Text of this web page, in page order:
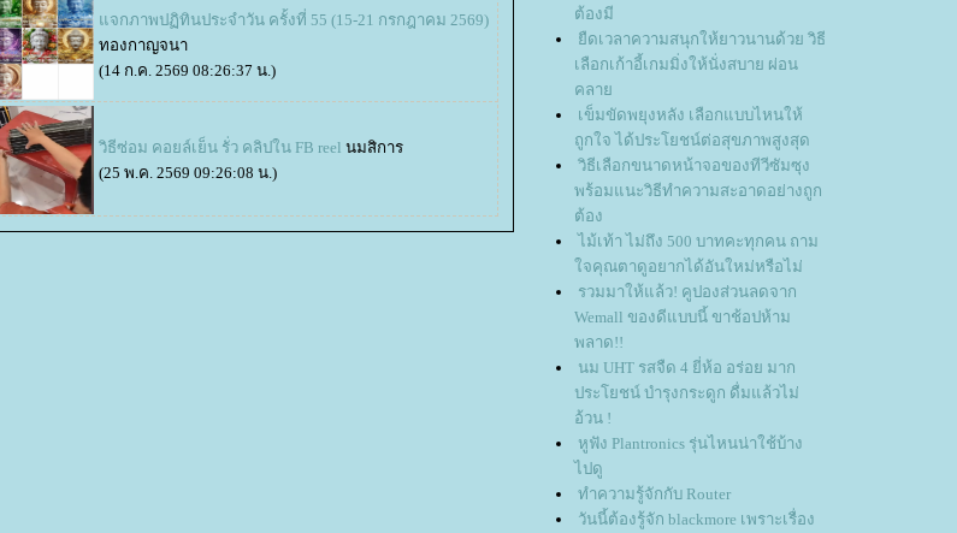
จกภาพปฏิทินประจำวัน ครั้งที่ 55 (15-21 กรกฎาคม 2569)
ทองกาญจนา
(14 ก.ค. 2569 08:26:37 น.)
วิธีซ่อม คอยล์เย็น รั่ว คลิปใน FB reel นมสิการ
(25 พ.ค. 2569 09:26:08 น.)
ต้องมี
ืดเวลาความสนุกให้ยาวนานด้วย วิธี
เลือกเก้าอี้เกมมิ่งให้นั่งสบาย ผ่อน
คลา
เข็มขัดพยุงหลัง เลือกแบบไหนให้
ถูกใจ ได้ประโยชน์ต่อสุขภาพสูงสุด
วิธีเลือกขนาดหน้าจอของทีวีซัมซุง
พร้อมแนะวิธีทำความสะอาดอย่างถูก
ต้อง
ไม้เท้า ไม่ถึง 500 บาทคะทุกคน ถาม
จคุณตาดูอยากได้อันใหม่หรือไม่
รวมมาให้แล้ว! คูปองส่วนลดจาก
Wemall ของดีแบบนี้ ขาช้อปห้าม
พลาด!!
นม UHT รสจืด 4 ยี่ห้อ อร่อย มาก
ประโยชน์ บำรุงกระดูก ดื่มแล้วไม่
อ้วน !
หูฟัง Plantronics รุ่นไหนน่าใช้บ้าง
ไปดู
ทำความรู้จักกับ Router
วันนี้ต้องรู้จัก blackmore เพราะเรื่อง